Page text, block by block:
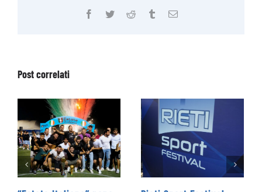
Facebook
TwitterReddit TumblrEmail
Post correlati